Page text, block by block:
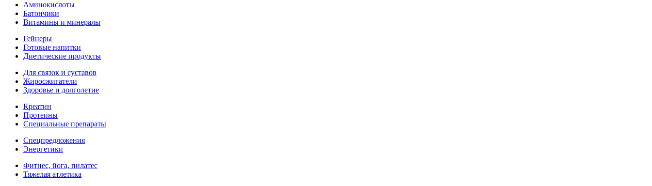
Аминокислоты
Батончики
Витамины и минералы
Гейнеры
Готовые напитки
Диетические продукты
Для связок и суставов
Жиросжигатели
Здоровье и долголетие
Креатин
Протеины
Специальные препараты
Спецпредложения
Энергетики
Фитнес, йога, пилатес
Тяжелая атлетика